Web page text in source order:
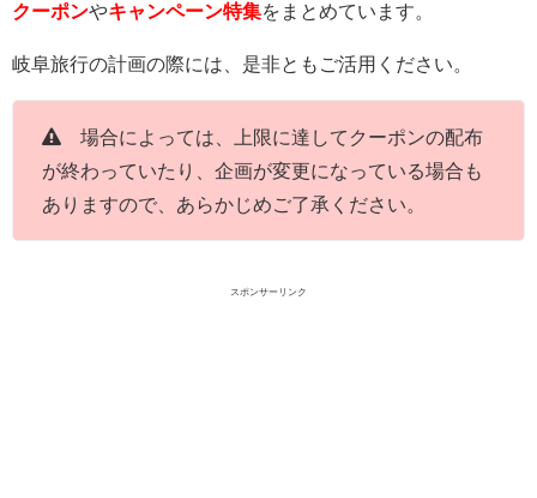
クーポンやキャンペーン特集をまとめています。
岐阜旅行の計画の際には、是非ともご活用ください。
場合によっては、上限に達してクーポンの配布
が終わっていたり、企画が変更になっている場合も
ありますので、あらかじめご了承ください。
スポンサーリンク